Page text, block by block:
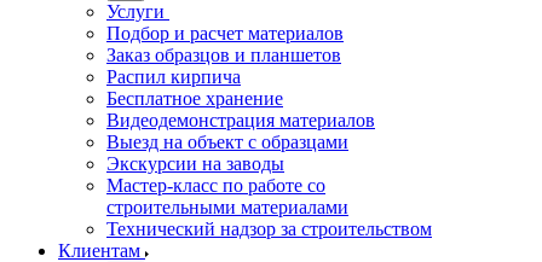
Услуги
Подбор и расчет материалов
Заказ образцов и планшетов
Распил кирпича
Бесплатное хранение
Видеодемонстрация материалов
Выезд на объект с образцами
Экскурсии на заводы
Мастер-класс по работе со
строительными материалами
Технический надзор за строительством
Клиентам